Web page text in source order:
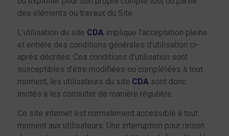
des éléments ou travaux du Site.
L’utilisation du site CDAimplique l’acceptation pleine
et entière des conditions générales d’utilisation ci-
après décrites. Ces conditions d’utilisation sont
susceptibles d’être modifiées ou complétées à tout
moment, les utilisateurs du site CDAsont donc
invités à les consulter de manière régulière.
Ce site internet est normalement accessible à tout
moment aux utilisateurs. Une interruption pour raison